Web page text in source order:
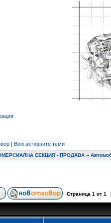
| Виж активните теми
СЕКЦИЯ - ПРОДАВА »
Страница 1 от 1